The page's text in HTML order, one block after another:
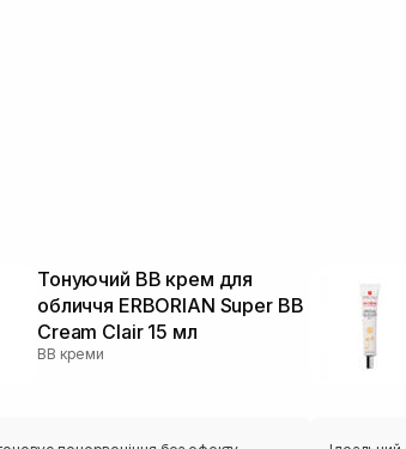
Тонуючий BB крем для
обличчя ERBORIAN Super ВВ
Cream Clair 15 мл
BB креми